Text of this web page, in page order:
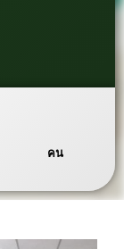
คน